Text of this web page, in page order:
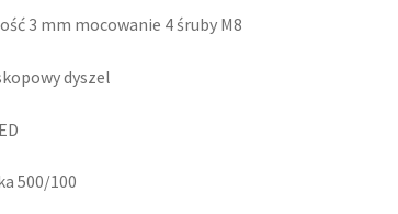
3 mm mocowanie 4 śruby M8
dyszel
500/100